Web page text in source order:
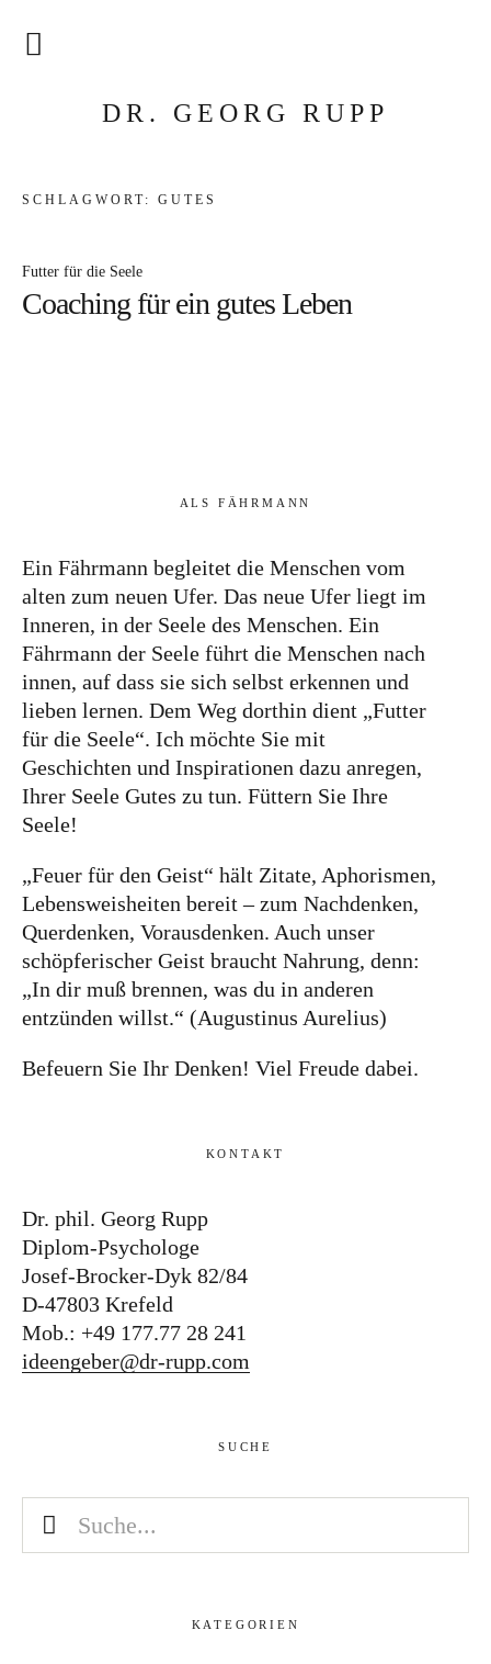
DR. GEORG RUPP
Fährmann für die Seele
Feuer für den Geist
Ideengeber
Raumgeber
SCHLAGWORT: GUTES
Futter für die Seele
Coaching für ein gutes Leben
ALS FÄHRMANN
Ein Fährmann begleitet die Menschen vom
alten zum neuen Ufer. Das neue Ufer liegt im
Inneren, in der Seele des Menschen. Ein
Fährmann der Seele führt die Menschen nach
innen, auf dass sie sich selbst erkennen und
lieben lernen. Dem Weg dorthin dient „Futter
für die Seele“. Ich möchte Sie mit
Geschichten und Inspirationen dazu anregen,
Ihrer Seele Gutes zu tun. Füttern Sie Ihre
Seele!
„Feuer für den Geist“ hält Zitate, Aphorismen,
Lebensweisheiten bereit – zum Nachdenken,
Querdenken, Vorausdenken. Auch unser
schöpferischer Geist braucht Nahrung, denn:
„In dir muß brennen, was du in anderen
entzünden willst.“ (Augustinus Aurelius)
Befeuern Sie Ihr Denken! Viel Freude dabei.
KONTAKT
Dr. phil. Georg Rupp
Diplom-Psychologe
Josef-Brocker-Dyk 82/84
D-47803 Krefeld
Mob.: +49 177.77 28 241
ideengeber@dr-rupp.com
SUCHE
KATEGORIEN